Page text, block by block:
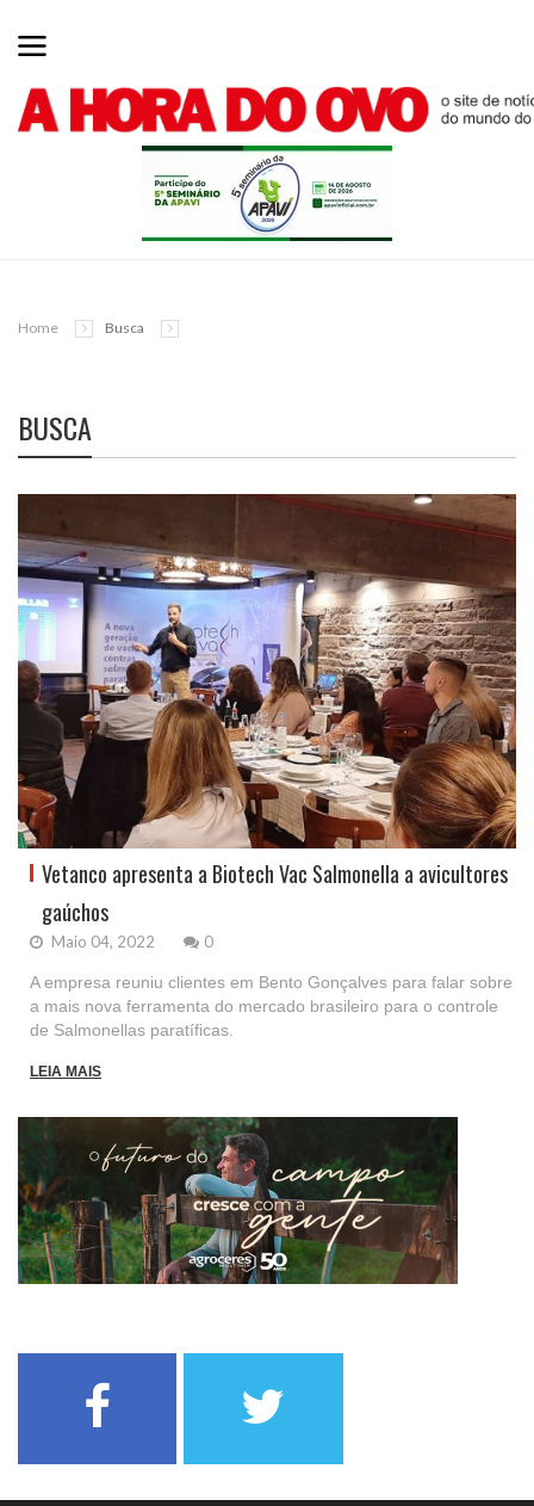
Home Busca
BUSCA
Vetanco apresenta a Biotech Vac Salmonella a avicultores
gaúchos
Maio 04, 2022 0
A empresa reuniu clientes em Bento Gonçalves para falar sobre
a mais nova ferramenta do mercado brasileiro para o controle
de Salmonellas paratíficas.
LEIA MAIS